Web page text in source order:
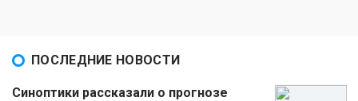
ПОСЛЕДНИЕ НОВОСТИ
Синоптики рассказали о прогнозе